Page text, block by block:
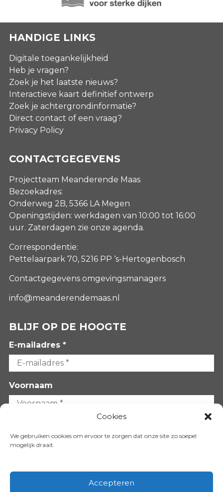
Cookies
We gebruiken cookies om ervoor te zorgen dat onze site zo soepel
mogelijk draait.
Accepteren
HANDIGE LINKS
Digitale toegankelijkheid
Heb je vragen?
Zoek je het laatste nieuws?
Interactieve kaart definitief ontwerp
Zoek je achtergrondinformatie?
Direct contact of een vraag?
Privacy Policy
CONTACTGEGEVENS
Projectteam Meanderende Maas
Bezoekadres:
Onderweg 2B, 5366 LA Megen
Openingstijden: werkdagen van 10:00 tot 16:00
uur. Zaterdagen zie onze agenda.
Correspondentie:
Pettelaarpark 70, 5216 PP ‘s-Hertogenbosch
Contactgegevens omgevingsmanagers
info@meanderendemaas.nl
BLIJF OP DE HOOGTE
E-mailadres *
Voornaam